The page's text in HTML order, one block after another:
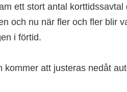
ett stort antal korttidssavtal
och nu när fler och fler blir
i förtid.
att justeras nedåt